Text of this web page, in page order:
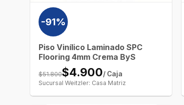
-91%
Piso Vinílico Laminado SPC
Flooring 4mm Crema ByS
$51.800$4.900/ Caja
Sucursal Weitzler: Casa Matriz